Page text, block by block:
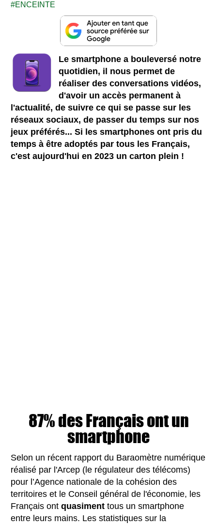
ENCEINTE
Le smartphone a bouleversé notre
quotidien, il nous permet de
réaliser des conversations vidéos,
d'avoir un accès permanent à
l'actualité, de suivre ce qui se passe sur les
réseaux sociaux, de passer du temps sur nos
jeux préférés... Si les smartphones ont pris du
temps à être adoptés par tous les Français,
c'est aujourd'hui en 2023 un carton plein !
87% des Français ont un
smartphone
Selon un récent rapport du Baraomètre numérique
réalisé par l'Arcep (le régulateur des télécoms)
pour l’Agence nationale de la cohésion des
territoires et le Conseil général de l'économie, les
Français ontquasiment tous un smartphone
entre leurs mains. Les statistiques sur la